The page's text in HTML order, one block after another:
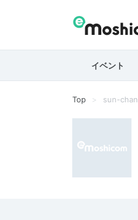
イベント
Top sun-chan